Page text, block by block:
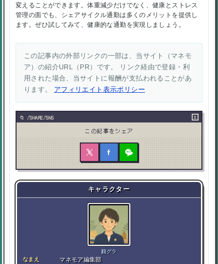
変えることができます。体重減少だけでなく、健康とストレス
管理の面でも、シェアサイクル通勤は多くのメリットを提供し
ます。ぜひ試してみて、健康的な通勤を実現しましょう。
この記事内の外部リンクの一部は、当サイト（マネモ
ア）の紹介URL（PR）です。 リンク経由で登録・利
用された場合、当サイトに報酬が支払われることがあ
ります。 アフィリエイト表示ポリシー
/SHARE/SNS ×
この記事をシェア
キャラクター
顔グラ
なまえ マネモア編集部